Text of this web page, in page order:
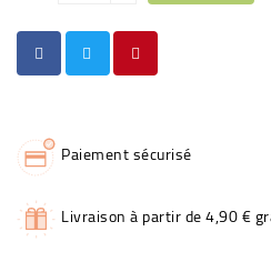
Paiement sécurisé
Livraison à partir de 4,90 €